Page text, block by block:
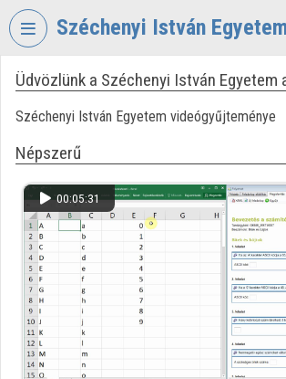
Fejléc kihagyása
Széchenyi István
VIDEO TORIUM
ISTVÁN
Intézményi kezdőlap
Bejelentkezés
Intézményi felfedezés
Kategóriák
Intézményi listák
Üdvözlünk a Széchenyi István Egyetem
Széchenyi István Egyetem videógyűjteménye
Népszerű
00:05:31